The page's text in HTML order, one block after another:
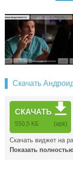
Скачать
СКАЧАТЬ
550,5 KБ (apk)
Скачать виджет на
Показать